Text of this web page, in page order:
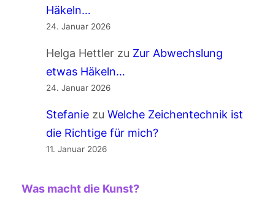
Häkeln…
24. Januar 2026
Helga Hettlerzu Zur Abwechslung
etwas Häkeln…
24. Januar 2026
Stefaniezu Welche Zeichentechnik ist
die Richtige für mich?
11. Januar 2026
Was macht die Kunst?